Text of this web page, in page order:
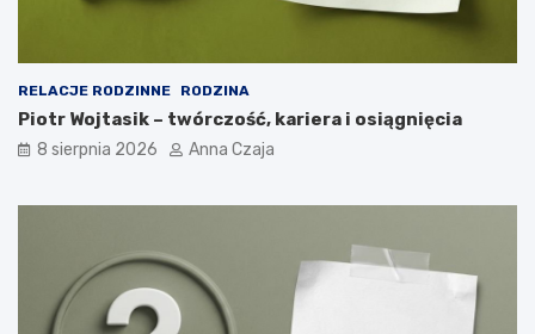
RELACJE RODZINNE RODZINA
Piotr Wojtasik – twórczość, kariera i osiągnięcia
8 sierpnia 2026 Anna Czaja